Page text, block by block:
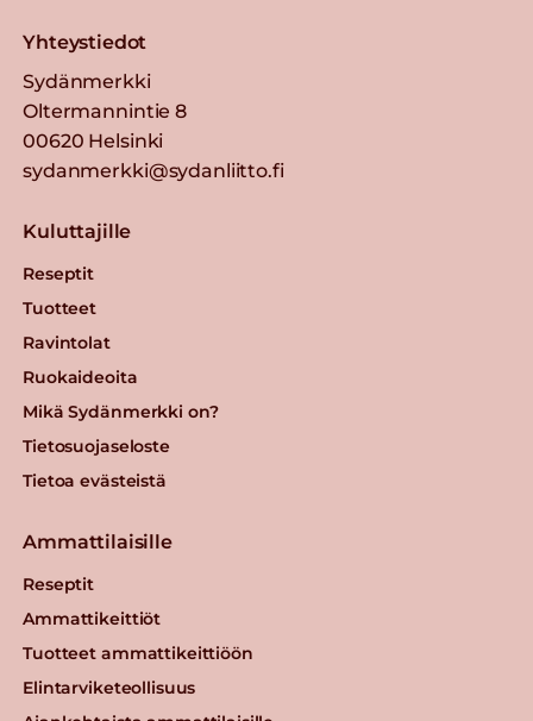
Yhteystiedot
Sydänmerkki
Oltermannintie 8
00620 Helsinki
sydanmerkki@sydanliitto.fi
Kuluttajille
Reseptit
Tuotteet
Ravintolat
Ruokaideoita
Mikä Sydänmerkki on?
Tietosuojaseloste
Tietoa evästeistä
Ammattilaisille
Reseptit
Ammattikeittiöt
Tuotteet ammattikeittiöön
Elintarviketeollisuus